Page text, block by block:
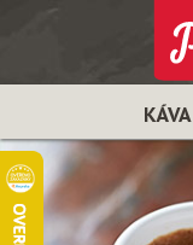
KÁVA